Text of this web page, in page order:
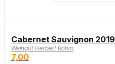
Cabernet Sauvignon 2019
Weingut Herbert Böhm
7,00